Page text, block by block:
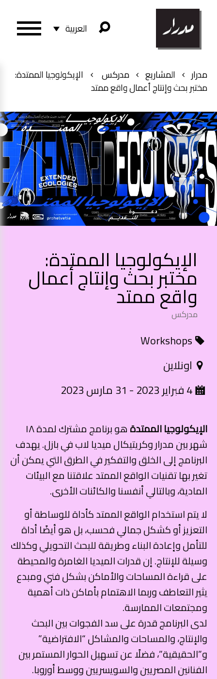
العربية
مدرار المشاريع مدركس
الإيكولوجيا الممتدة:
مختبر بحث وإنتاج أعمال واقع ممتد
الإيكولوجيا الممتدة:
مختبر بحث وإنتاج أعمال
واقع ممتد
مدركس
Workshops
اونلاين
4 فبراير 2023 - 31 مارس 2023
الإيكولوجيا الممتدة
هو برنامج مشترك لمدة ١٨
شهر بين مدرار وكريتيكال ميديا لاب في بازل. يهدف
البرنامج إلى الخلق والتفكير في الطرق التي يمكن أن
تغير بها تقنيات الواقع الممتد علاقتنا مع البيئات
المادية، وبالتالي أنفسنا والكائنات الأخرى.
لا يتم استخدام الواقع الممتد كأداة للوساطة أو
التعزيز أو كشكل جمالي فحسب، بل هو أيضًا أداة
للتأمل وإعادة البناء وطريقة للبحث التحويلي وكذلك
وسيلة للإنتاج. إن قدرات الميديا الغامرة والمحيطة
على قراءة المساحات والأماكن بشكل فني ومبدع
يثير التعاطف وربما الاهتمام بأماكن ذات أهمية
ومجتمعات الممارسة.
لدى البرنامج قدرة على سد الفجوات بين البحث
والإنتاج، والمساحات والمشاكل “الافتراضية”
و”الحقيقية”، فضلًا عن تسهيل الحوار المستمر بين
الفنانين المصريين والسويسريين ووسط أوروبا.